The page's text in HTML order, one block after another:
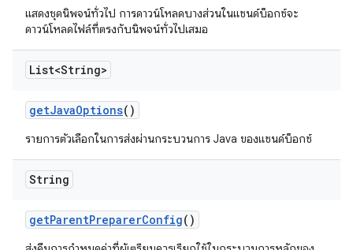
แสดงชุดนิพจน์ทั่วไป การดาวน์โหลดบางส่วนในแซนด์บ็อกซ์จะ
ดาวน์โหลดไฟล์ที่ตรงกับนิพจน์ทั่วไปเสมอ
List<String>
getJavaOptions()
รายการตัวเลือกในการส่งผ่านกระบวนการ Java ของแซนด์บ็อกซ์
String
getParentPreparerConfig()